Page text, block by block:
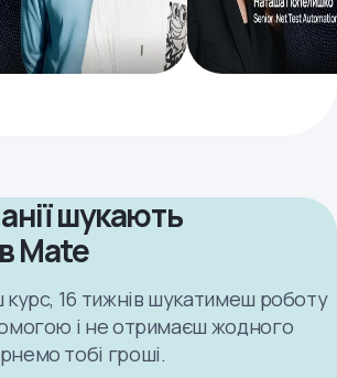
шукають
Mate
курс, 16 тижнів шукатимеш роботу
і не отримаєш жодного
тобі гроші.